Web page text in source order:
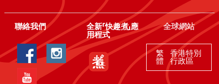
聯絡我們
全新「快趣煮」應
用程式
全球網站
繁
體
香港特別
行政區